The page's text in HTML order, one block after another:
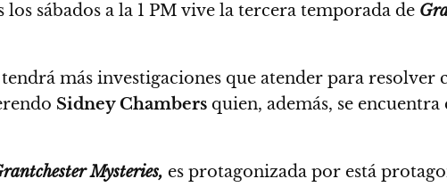
los sábados a la 1 PM vive la tercera temporada de
más investigaciones que atender para resolver
Sidney Chambers quien, además, se
Mysteries, es protagonizada por está